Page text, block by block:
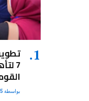
7
بواسطة 5 أغسطس، 2026